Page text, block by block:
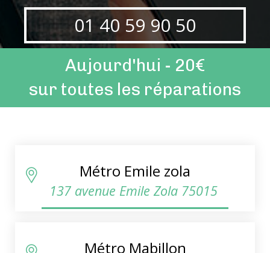
01 40 59 90 50
Aujourd'hui - 20€
sur toutes les réparations
Métro Emile zola
137 avenue Emile Zola 75015
Métro Mabillon